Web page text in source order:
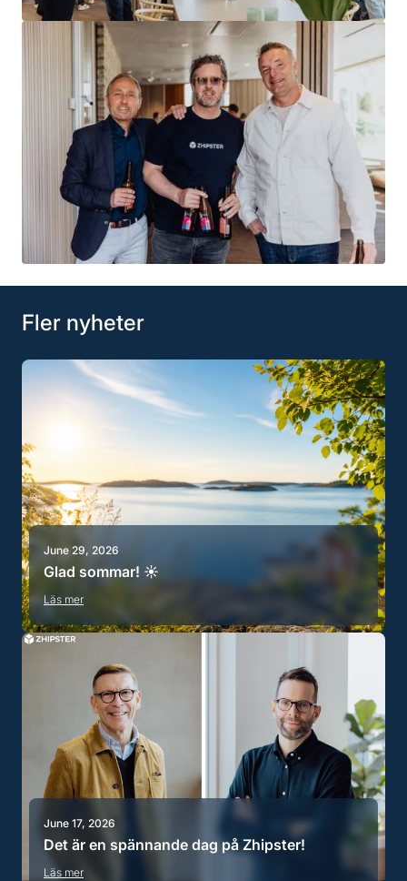
Fler nyheter
June 29, 2026
Glad sommar! ☀️
Läs mer
June 17, 2026
Det är en spännande dag på Zhipster!
Läs mer